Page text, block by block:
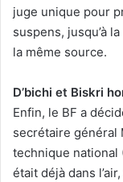
juge unique pour
suspens, jusqu’à
la même source.
D’bichi et Biskri
Enfin, le BF a
secrétaire général
technique national
était déjà dans